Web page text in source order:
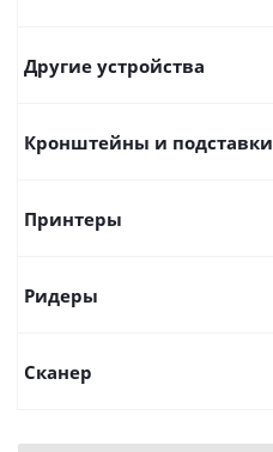
Другие устройства
Кронштейны и подставки
Принтеры
Ридеры
Сканер